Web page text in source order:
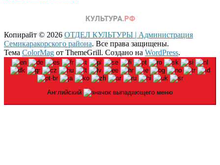
Копирайт © 2026 ОТДЕЛ КУЛЬТУРЫ | Администрация
Семикаракорского района. Все права защищены.
Тема ColorMag от ThemeGrill. Создано на WordPress.
Английский